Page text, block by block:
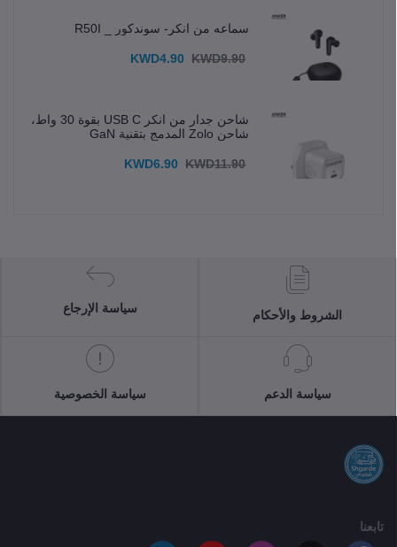
سماعه من انكر- سوندكور _ R50I
KWD4.90 KWD9.90
شاحن جدار من انكر USB C بقوة 30 واط،
شاحن Zolo المدمج بتقنية GaN
KWD6.90 KWD11.90
الشروط والأحكام
سياسة الإرجاع
سياسة الدعم سياسة الخصوصية
تابعنا